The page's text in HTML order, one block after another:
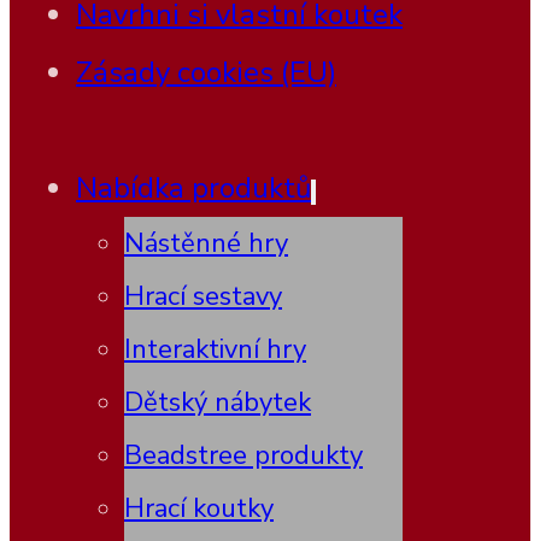
Navrhni si vlastní koutek
Zásady cookies (EU)
Nabídka produktů
Nástěnné hry
Hrací sestavy
Interaktivní hry
Dětský nábytek
Beadstree produkty
Hrací koutky